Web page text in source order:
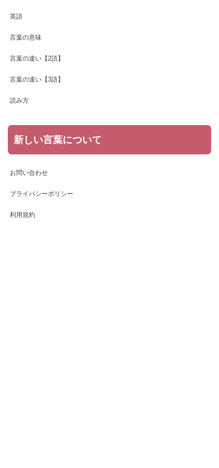
英語
言葉の意味
言葉の違い【2語】
言葉の違い【3語】
読み方
新しい言葉について
お問い合わせ
プライバシーポリシー
利用規約